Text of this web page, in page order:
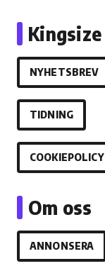
Kingsize
NYHETSBREV
TIDNING
COOKIEPOLICY
Om oss
ANNONSERA